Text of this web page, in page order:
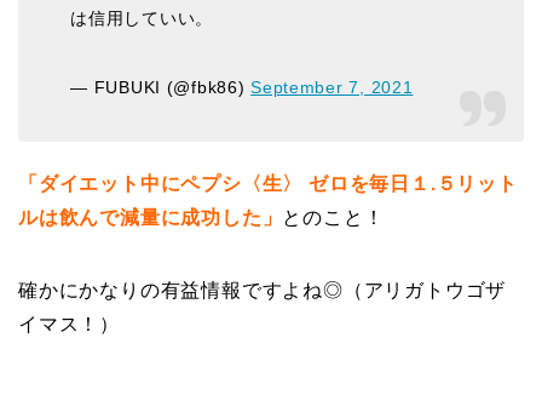
は信用していい。
— FUBUKI (@fbk86)September 7, 2021
「ダイエット中にペプシ〈生〉 ゼロを毎日１.５リット
ルは飲んで減量に成功した」 とのこと！
確かにかなりの有益情報ですよね◎（アリガトウゴザ
イマス！）